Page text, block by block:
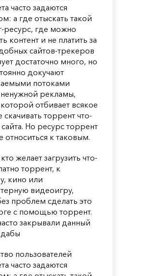
часто задаются
а где отыскать такой
ресурс, где можно
контент и не платить за
сайтов-трекеров
достаточно много, но
докучают
потоками
рекламы,
отбивает всякое
скачивать торрент что-
Но ресурс торрент
относиться к таковым.
желает загрузить что-
торрент, к
кино или
видеоигру,
проблем сделать это
с помощью торрент.
закрывали данный
пользователей
часто задаются